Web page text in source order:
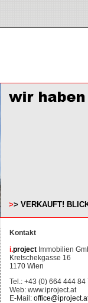
>> VERKAUFT!
Kontakt
i.project Immobilien
Kretschekgasse 16
1170 Wien
Tel.: +43 (0) 664 444 84
Web: www.iproject.at
E-Mail: